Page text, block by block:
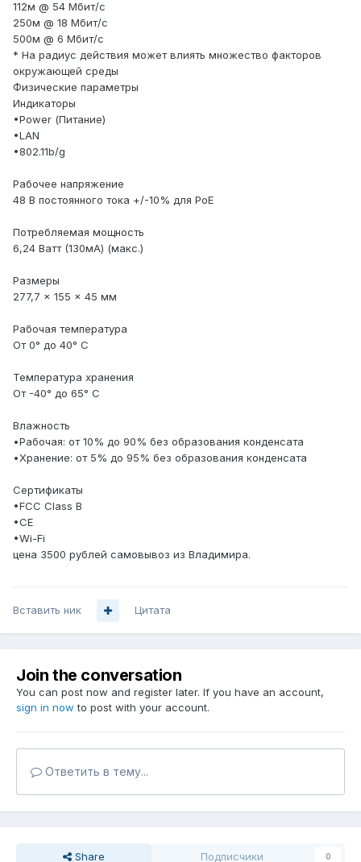
112м @ 54 Мбит/с
250м @ 18 Мбит/с
500м @ 6 Мбит/с
* На радиус действия может влиять множество факторов
окружающей среды
Физические параметры
Индикаторы
•Power (Питание)
•LAN
•802.11b/g
Рабочее напряжение
48 В постоянного тока +/-10% для РоЕ
Потребляемая мощность
6,24 Ватт (130мА) (макс.)
Размеры
277,7 x 155 x 45 мм
Рабочая температура
От 0° до 40° C
Температура хранения
От -40° до 65° C
Влажность
•Рабочая: от 10% до 90% без образования конденсата
•Хранение: от 5% до 95% без образования конденсата
Сертификаты
•FCC Class B
•CE
•Wi-Fi
цена 3500 рублей самовывоз из Владимира.
Вставить ник Цитата
Join the conversation
You can post now and register later. If you have an account,
sign in now to post with your account.
Ответить в тему...
Share Подписчики 0